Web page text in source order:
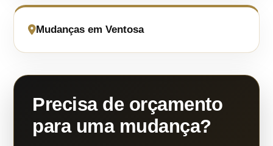
Mudanças em Ventosa
Precisa de orçamento
para uma mudança?